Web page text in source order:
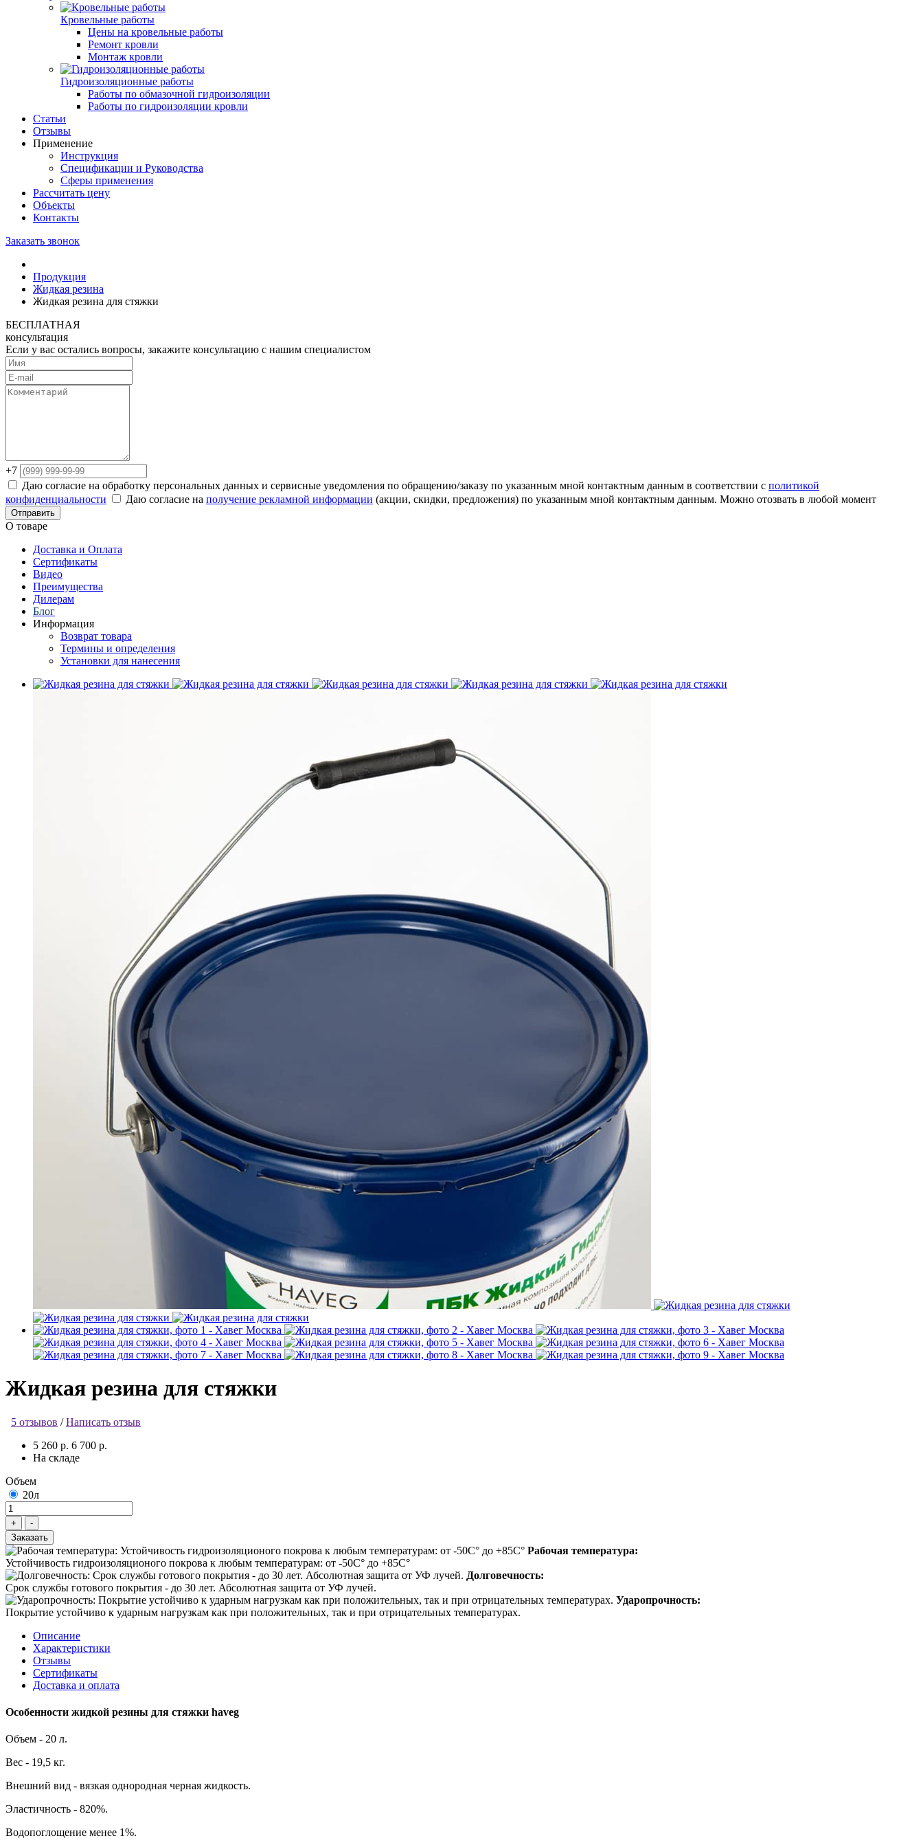
Кровельные работы
Цены на кровельные работы
Ремонт кровли
Монтаж кровли
Гидроизоляционные работы
Работы по обмазочной гидроизоляции
Работы по гидроизоляции кровли
Статьи
Отзывы
Применение
Инструкция
Спецификации и Руководства
Сферы применения
Рассчитать цену
Объекты
Контакты
Заказать звонок
Продукция
Жидкая резина
Жидкая резина для стяжки
БЕСПЛАТНАЯ
консультация
Если у вас остались вопросы, закажите консультацию с нашим специалистом
+7
Даю согласие на обработку персональных данных и сервисные уведомления по обращению/заказу по указанным мной контактным данным в соответствии с политикой
конфиденциальности
Даю согласие на получение рекламной информации (акции, скидки, предложения) по указанным мной контактным данным. Можно отозвать в любой момент
Отправить
О товаре
Доставка и Оплата
Сертификаты
Видео
Преимущества
Дилерам
Блог
Информация
Возврат товара
Термины и определения
Установки для нанесения
Жидкая резина для стяжки
5 отзывов /Написать отзыв
5 260 р. 6 700 р.
На складе
Объем
20л
Заказать
Рабочая температура:
Устойчивость гидроизоляционого покрова к любым температурам: от -50С° до +85С°
Долговечность:
Срок службы готового покрытия - до 30 лет. Абсолютная защита от УФ лучей.
Ударопрочность:
Покрытие устойчиво к ударным нагрузкам как при положительных, так и при отрицательных температурах.
Описание
Характеристики
Отзывы
Сертификаты
Доставка и оплата
Особенности жидкой резины для стяжки haveg
Объем - 20 л.
Вес - 19,5 кг.
Внешний вид - вязкая однородная черная жидкость.
Эластичность - 820%.
Водопоглощение менее 1%.